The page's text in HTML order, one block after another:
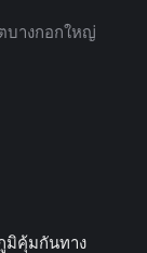
บางกอกใหญ่
มิคุ้มกันทาง